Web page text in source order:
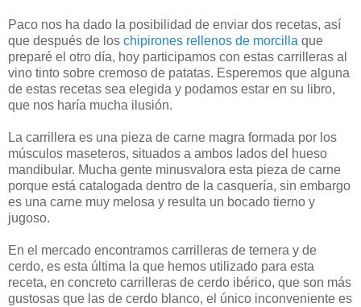
Paco nos ha dado la posibilidad de enviar dos recetas, así
que después de los chipirones rellenos de morcilla que
preparé el otro día, hoy participamos con estas carrilleras al
vino tinto sobre cremoso de patatas. Esperemos que alguna
de estas recetas sea elegida y podamos estar en su libro,
que nos haría mucha ilusión.
La carrillera es una pieza de carne magra formada por los
músculos maseteros, situados a ambos lados del hueso
mandibular. Mucha gente minusvalora esta pieza de carne
porque está catalogada dentro de la casquería, sin embargo
es una carne muy melosa y resulta un bocado tierno y
jugoso.
En el mercado encontramos carrilleras de ternera y de
cerdo, es esta última la que hemos utilizado para esta
receta, en concreto carrilleras de cerdo ibérico, que son más
gustosas que las de cerdo blanco, el único inconveniente es